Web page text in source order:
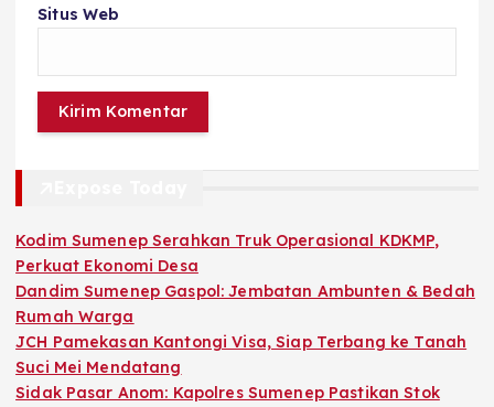
Situs Web
Kodim Sumenep Serahkan Truk Operasional KDKMP,
Perkuat Ekonomi Desa
Dandim Sumenep Gaspol: Jembatan Ambunten & Bedah
Rumah Warga
JCH Pamekasan Kantongi Visa, Siap Terbang ke Tanah
Suci Mei Mendatang
Sidak Pasar Anom: Kapolres Sumenep Pastikan Stok